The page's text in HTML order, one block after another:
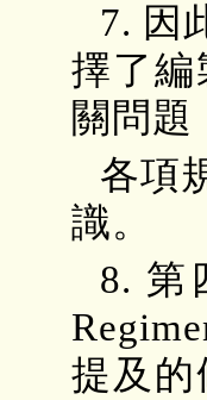
7. 因
擇了
關問題
各項
識。
8. 第
提及